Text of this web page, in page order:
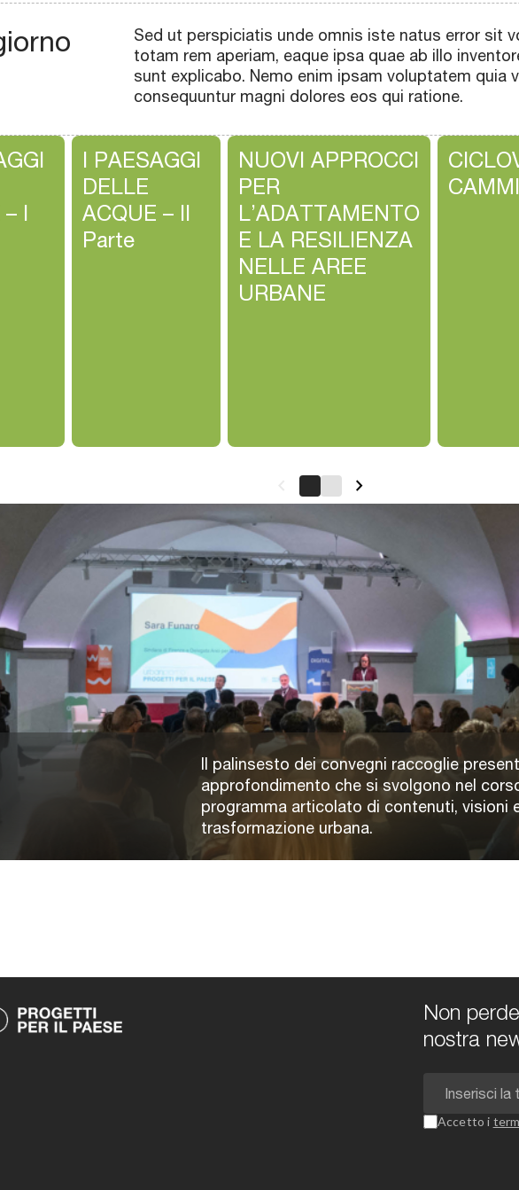
Sed ut perspiciatis unde omnis iste natus error sit
totam rem aperiam, eaque ipsa quae ab illo
sunt explicabo. Nemo enim ipsam voluptatem
consequuntur magni dolores eos qui ratione.
I
I PAESAGGI
DELLE
ACQUE – II
Parte
NUOVI APPROCCI
PER
L’ADATTAMENTO
E LA RESILIENZA
NELLE AREE
URBANE
keyboard_arrow_right
Il palinsesto dei convegni raccoglie
approfondimento che si svolgono nel
programma articolato di contenuti, visioni
trasformazione urbana.
Non
nostra
Accetto i